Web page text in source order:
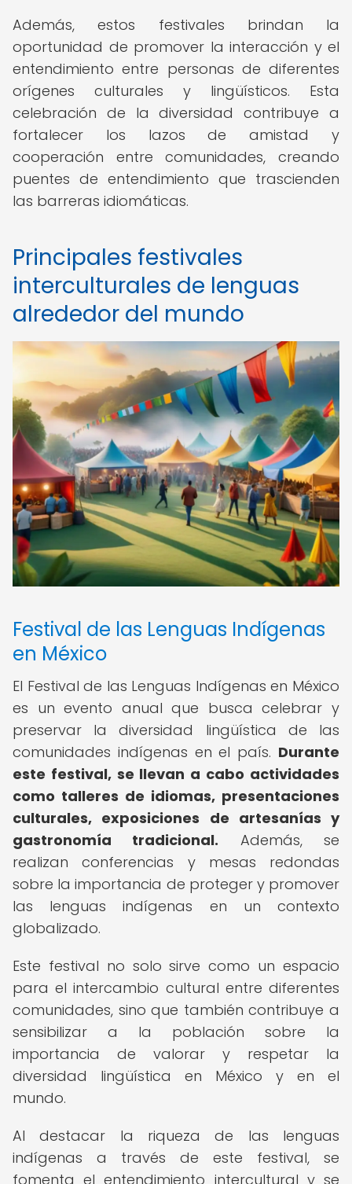
Además, estos festivales brindan la
oportunidad de promover la interacción y el
entendimiento entre personas de diferentes
orígenes culturales y lingüísticos. Esta
celebración de la diversidad contribuye a
fortalecer los lazos de amistad y
cooperación entre comunidades, creando
puentes de entendimiento que trascienden
las barreras idiomáticas.
Principales festivales
interculturales de lenguas
alrededor del mundo
Festival de las Lenguas Indígenas
en México
El Festival de las Lenguas Indígenas en México
es un evento anual que busca celebrar y
preservar la diversidad lingüística de las
comunidades indígenas en el país. Durante
este festival, se llevan a cabo actividades
como talleres de idiomas, presentaciones
culturales, exposiciones de artesanías y
gastronomía tradicional. Además, se
realizan conferencias y mesas redondas
sobre la importancia de proteger y promover
las lenguas indígenas en un contexto
globalizado.
Este festival no solo sirve como un espacio
para el intercambio cultural entre diferentes
comunidades, sino que también contribuye a
sensibilizar a la población sobre la
importancia de valorar y respetar la
diversidad lingüística en México y en el
mundo.
Al destacar la riqueza de las lenguas
indígenas a través de este festival, se
fomenta el entendimiento intercultural y se